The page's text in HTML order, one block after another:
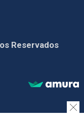
Reservados